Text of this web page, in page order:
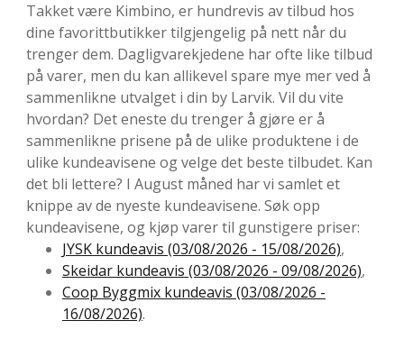
Takket være Kimbino, er hundrevis av tilbud hos
dine favorittbutikker tilgjengelig på nett når du
trenger dem. Dagligvarekjedene har ofte like tilbud
på varer, men du kan allikevel spare mye mer ved å
sammenlikne utvalget i din by Larvik. Vil du vite
hvordan? Det eneste du trenger å gjøre er å
sammenlikne prisene på de ulike produktene i de
ulike kundeavisene og velge det beste tilbudet. Kan
det bli lettere? I August måned har vi samlet et
knippe av de nyeste kundeavisene. Søk opp
kundeavisene, og kjøp varer til gunstigere priser:
JYSK kundeavis (03/08/2026 - 15/08/2026),
Skeidar kundeavis (03/08/2026 - 09/08/2026),
Coop Byggmix kundeavis (03/08/2026 -
16/08/2026).